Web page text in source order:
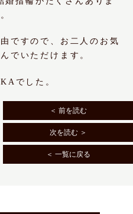
ですので、お二人のお気
でいただけます。
でした。
＜ 前を読む
次を読む ＞
＜ 一覧に戻る